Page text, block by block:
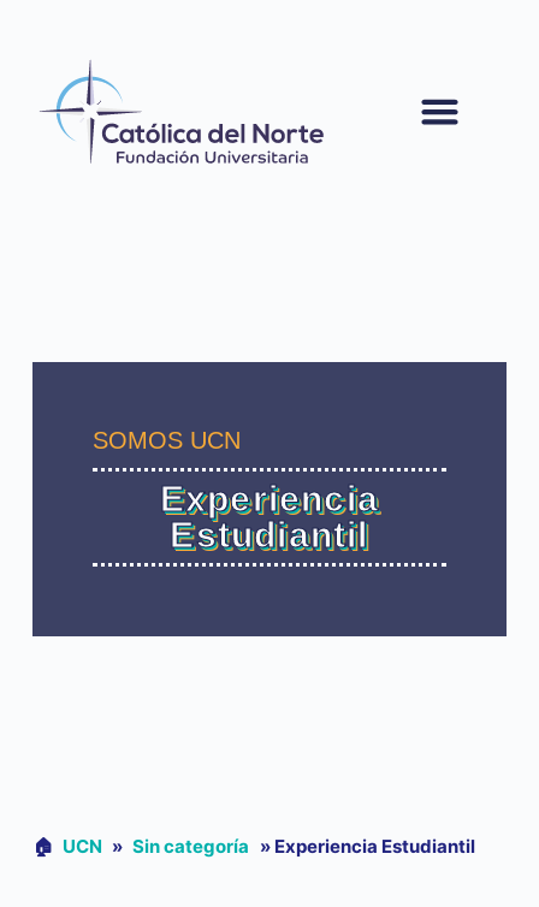
SOMOS UCN
Experiencia
Estudiantil
🏠︎ UCN » Sin categoría » Experiencia Estudiantil